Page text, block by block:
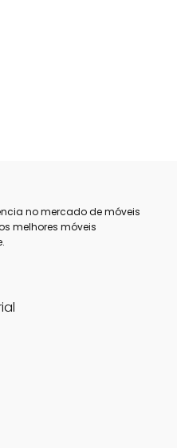
no mercado de móveis
melhores móveis